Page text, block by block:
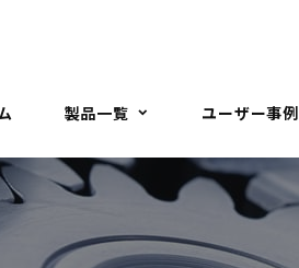
製品一覧 ユーザー事例